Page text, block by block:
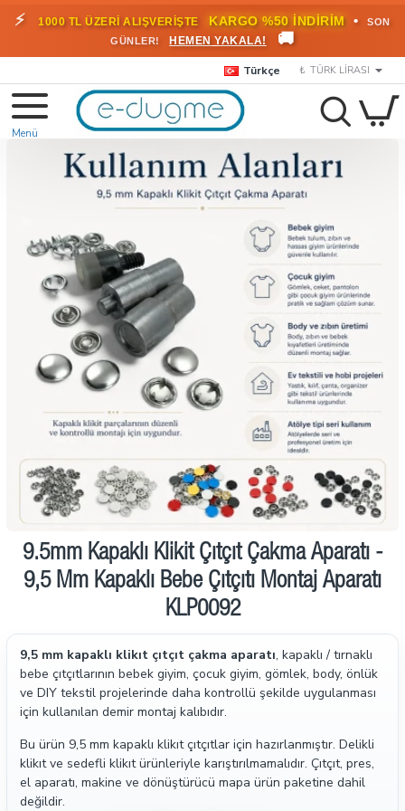
🎁 2000 TL ÜZERİ SİPARİŞLERDE KARGO BEDAVA! •
HEMEN
FAYDALANIN
🚚
Türkçe ₺ TÜRK LIRASI
İndirimde
9.5mm Kapaklı Klikit Çıtçıt Çakma Aparatı -
9,5 Mm Kapaklı Bebe Çıtçıtı Montaj Aparatı
KLP0092
9,5 mm kapaklı klikıt çıtçıt çakma aparatı, kapaklı / tırnaklı
bebe çıtçıtlarının bebek giyim, çocuk giyim, gömlek, body, önlük
ve DIY tekstil projelerinde daha kontrollü şekilde uygulanması
için kullanılan demir montaj kalıbıdır.
Bu ürün 9,5 mm kapaklı klikıt çıtçıtlar için hazırlanmıştır. Delikli
klikıt ve sedefli klikıt ürünleriyle karıştırılmamalıdır. Çıtçıt, pres,
el aparatı, makine ve dönüştürücü mapa ürün paketine dahil
değildir.